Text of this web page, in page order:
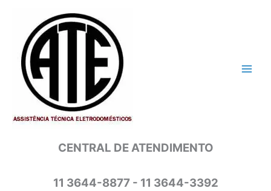
conteúdo
CENTRAL DE ATENDIMENTO
11 3644-8877 - 11 3644-3392